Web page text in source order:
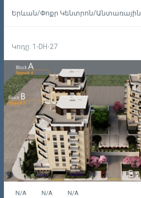
Երևան/Փոքր Կենտրոն/Անտառային
Կոդը: 1-DH-27
N/A N/A N/A